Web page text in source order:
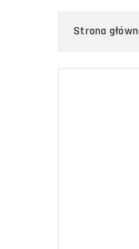
Strona